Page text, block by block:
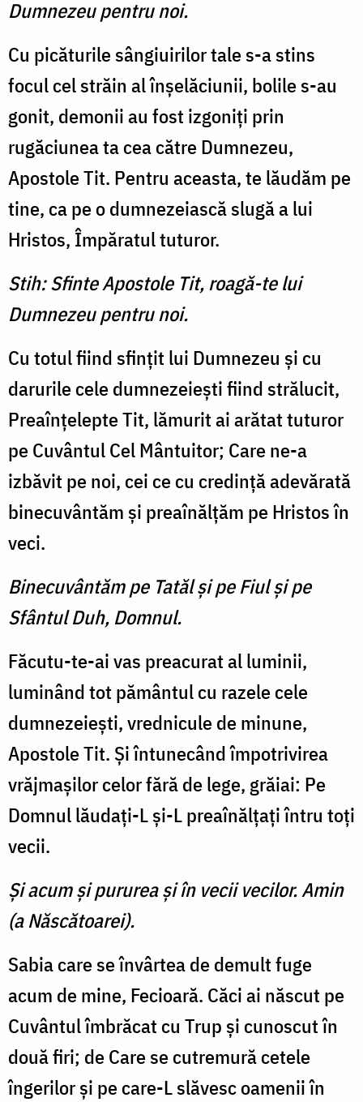
Dumnezeu pentru noi.
Cu picăturile sângiuirilor tale s-a stins
focul cel străin al înşelăciunii, bolile s-au
gonit, demonii au fost izgoniţi prin
rugăciunea ta cea către Dumnezeu,
Apostole Tit. Pentru aceasta, te lăudăm pe
tine, ca pe o dumnezeiască slugă a lui
Hristos, Împăratul tuturor.
Stih: Sfinte Apostole Tit, roagă-te lui
Dumnezeu pentru noi.
Cu totul fiind sfinţit lui Dumnezeu şi cu
darurile cele dumnezeieşti fiind strălucit,
Preaînţelepte Tit, lămurit ai arătat tuturor
pe Cuvântul Cel Mântuitor; Care ne-a
izbăvit pe noi, cei ce cu credinţă adevărată
binecuvântăm şi preaînălţăm pe Hristos în
veci.
Binecuvântăm pe Tatăl şi pe Fiul şi pe
Sfântul Duh, Domnul.
Făcutu-te-ai vas preacurat al luminii,
luminând tot pământul cu razele cele
dumnezeieşti, vrednicule de minune,
Apostole Tit. Şi întunecând împotrivirea
vrăjmaşilor celor fără de lege, grăiai: Pe
Domnul lăudaţi-L şi-L preaînălţaţi întru toţi
vecii.
Şi acum şi pururea şi în vecii vecilor. Amin
(a Născătoarei).
Sabia care se învârtea de demult fuge
acum de mine, Fecioară. Căci ai născut pe
Cuvântul îmbrăcat cu Trup şi cunoscut în
două firi; de Care se cutremură cetele
îngerilor şi pe care-L slăvesc oamenii în